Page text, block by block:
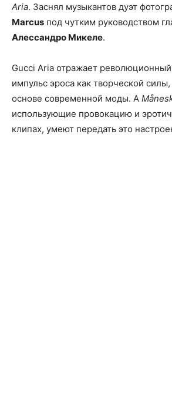
Aria. Заснял музыкантов дуэт
Marcus под чутким руководством
Алессандро Микеле.
Gucci Aria отражает
импульс эроса как творческой
основе современной моды. А
использующие провокацию и
клипах, умеют передать это